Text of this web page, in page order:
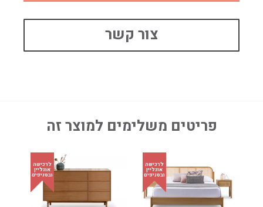
צור קשר
פריטים משלימים למוצר זה